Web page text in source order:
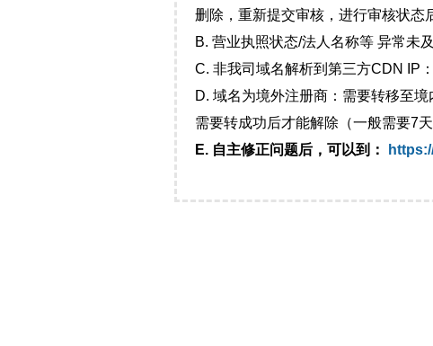
删除，重新提交审核，进行审核状态
B. 营业执照状态/法人名称等 异常未
C. 非我司域名解析到第三方CDN IP
D. 域名为境外注册商：需要转移至
需要转成功后才能解除（一般需要7天
E. 自主修正问题后，可以到：